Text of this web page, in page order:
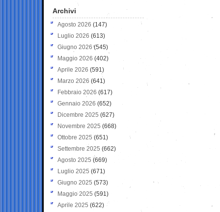
Archivi
Agosto 2026 (147)
Luglio 2026 (613)
Giugno 2026 (545)
Maggio 2026 (402)
Aprile 2026 (591)
Marzo 2026 (641)
Febbraio 2026 (617)
Gennaio 2026 (652)
Dicembre 2025 (627)
Novembre 2025 (668)
Ottobre 2025 (651)
Settembre 2025 (662)
Agosto 2025 (669)
Luglio 2025 (671)
Giugno 2025 (573)
Maggio 2025 (591)
Aprile 2025 (622)